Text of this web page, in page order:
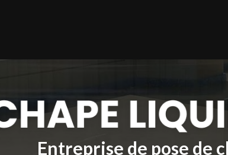
Entreprise de pose de